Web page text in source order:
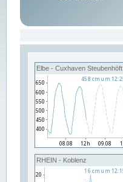
Elbe - Cuxhaven Steubenhöft
RHEIN - Koblenz